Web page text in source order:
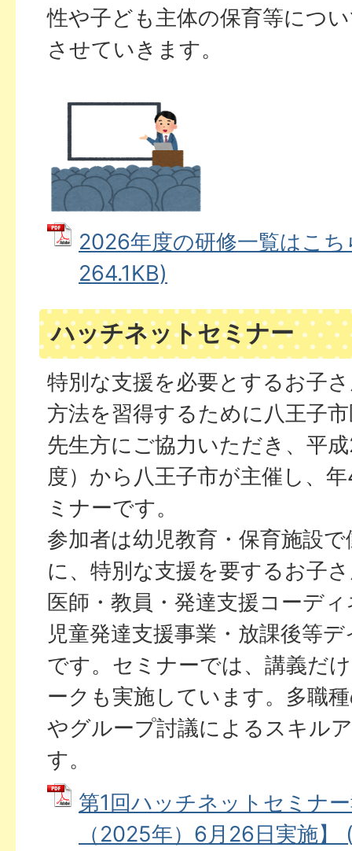
性や子ども主体の保育等につ
させていきます。
2026年度の研修一覧はこ
264.1KB)
ハッチネットセミナー
特別な支援を必要とするお子
方法を習得するために八王子
先生方にご協力いただき、平
度）から八王子市が主催し、
ミナーです。
参加者は幼児教育・保育施設
に、特別な支援を要するお子
医師・教員・発達支援コーデ
児童発達支援事業・放課後等
です。セミナーでは、講義だ
ークも実施しています。多職
やグループ討議によるスキル
す。
第1回ハッチネットセミナ
（2025年）6月26日実施】